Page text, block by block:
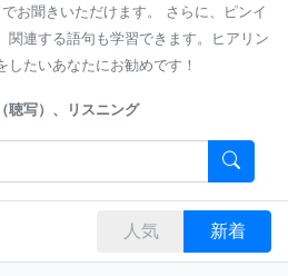
お聞きいただけます。
さらに、ピンイ
関連する語句も学習できます。ヒアリン
たいあなたにお勧めです！
聴写）、リスニング
人気 新着